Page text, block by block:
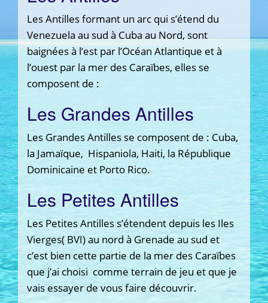
Les Antilles formant un arc qui s’étend du
Venezuela au sud à Cuba au Nord, sont
baignées à l’est par l’Océan Atlantique et à
l’ouest par la mer des Caraïbes, elles se
composent de :
Les Grandes Antilles
Les Grandes Antilles se composent de : Cuba,
la Jamaïque, Hispaniola, Haiti, la République
Dominicaine et Porto Rico.
Les Petites Antilles
Les Petites Antilles s’étendent depuis les Iles
Vierges( BVI) au nord à Grenade au sud et
c’est bien cette partie de la mer des Caraïbes
que j’ai choisi comme terrain de jeu et que je
vais essayer de vous faire découvrir.